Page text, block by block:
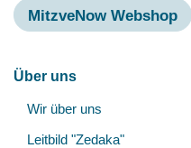
MitzveNow Webshop
Hauptnavigation
Über uns
Wir über uns
Leitbild "Zedaka"